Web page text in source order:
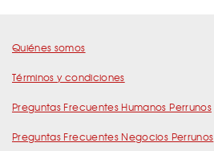
Quiénes somos
Términos y condiciones
Preguntas Frecuentes Humanos Perrunos
Preguntas Frecuentes Negocios Perrunos